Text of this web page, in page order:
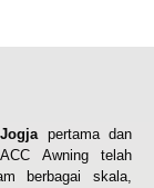
pertama dan
Awning telah
berbagai skala,